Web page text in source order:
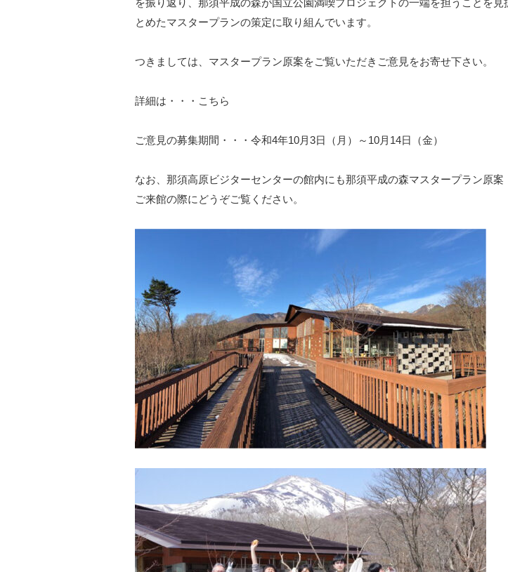
とめたマスタープランの策定に取り組んでいます。
つきましては、マスタープラン原案をご覧いただきご意見をお寄せ下さい。
詳細は・・・ こちら
ご意見の募集期間・・・令和4年10月3日（月）～10月14日（金）
なお、那須高原ビジターセンターの館内にも那須平成の森マスタープラン原案
ご来館の際にどうぞご覧ください。